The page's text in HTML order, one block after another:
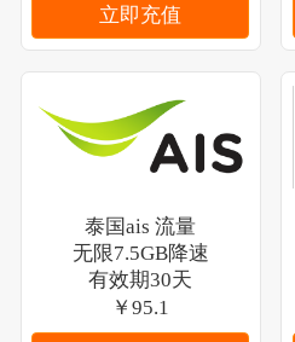
立即充值
泰国ais 流量
无限7.5GB降速
有效期30天
￥95.1